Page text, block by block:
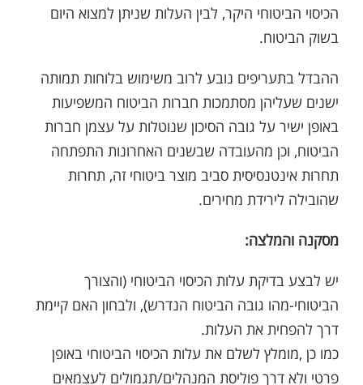
הכיסוי הביטוחי היקר, לבין העלות שניתן למצוא היום
בשוק הביטוח.
ההבדל בתעריפים נובע לרוב משימוש בלוחות תמותה
ישנים שעליהן מסתמכות חברות הביטוח המשפיעות
באופן ישיר על גובה הסיכון שנוטלות על עצמן חברות
הביטוח, וכן מהעובדה שבשנים האחרונות התפתחה
תחרות אינטנסיסית סביב מוצר ביטוחי זה, תחרות
שהובילה לירידת מחירים.
מסקנה והמלצה:
יש לבצע בדיקת עלות הכיסוי הביטוחי (והצורך
הביטוחי-מהו גובה הביטוח הנדרש), ולבחון האם קיימת
דרך להפחית את העלות.
כמו כן ,מומלץ לשלם את עלות הכיסוי הביטוחי באופן
פרטי ולא דרך פוליסת המנהלים/תגמולים לעצמאים